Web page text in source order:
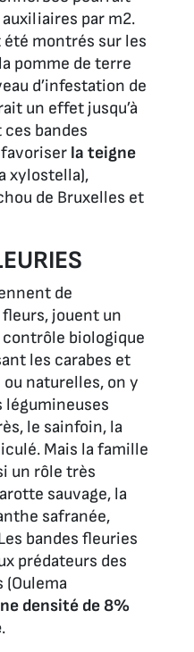
auxiliaires par m2.
montrés sur les
pomme de terre
d’infestation de
un effet jusqu’à
bandes
la teigne
xylostella),
de Bruxelles et
de
jouent un
biologique
les carabes et
ou naturelles, on y
légumineuses
le sainfoin, la
Mais la famille
un rôle très
sauvage, la
safranée,
bandes fleuries
prédateurs des
(Oulema
densité de 8%
.